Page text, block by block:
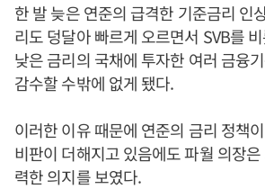
한 발 늦은 연준의 급격한 기준금리 인
리도 덩달아 빠르게 오르면서 SVB를
낮은 금리의 국채에 투자한 여러 금융
감수할 수밖에 없게 됐다.
이러한 이유 때문에 연준의 금리 정책
비판이 더해지고 있음에도 파월 의장
력한 의지를 보였다.